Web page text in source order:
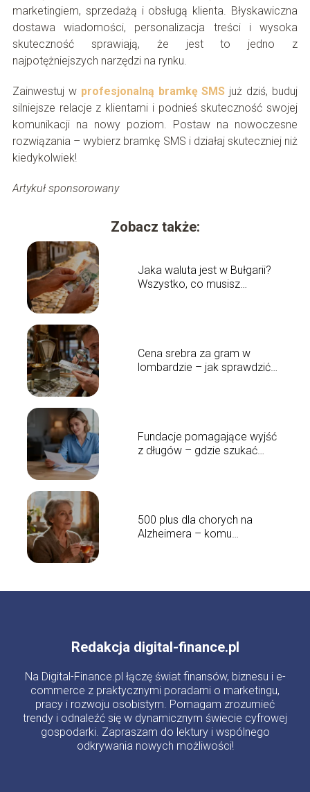
marketingiem, sprzedażą i obsługą klienta. Błyskawiczna
dostawa wiadomości, personalizacja treści i wysoka
skuteczność sprawiają, że jest to jedno z
najpotężniejszych narzędzi na rynku.
Zainwestuj w profesjonalną bramkę SMS już dziś, buduj
silniejsze relacje z klientami i podnieś skuteczność swojej
komunikacji na nowy poziom. Postaw na nowoczesne
rozwiązania – wybierz bramkę SMS i działaj skuteczniej niż
kiedykolwiek!
Artykuł sponsorowany
Zobacz także:
Jaka waluta jest w Bułgarii?
Wszystko, co musisz
Cena srebra za gram w
lombardzie – jak sprawdzić
Fundacje pomagające wyjść
z długów – gdzie szukać
500 plus dla chorych na
Alzheimera – komu
Redakcja digital-finance.pl
Na Digital-Finance.pl łączę świat finansów, biznesu i e-
commerce z praktycznymi poradami o marketingu,
pracy i rozwoju osobistym. Pomagam zrozumieć
trendy i odnaleźć się w dynamicznym świecie cyfrowej
gospodarki. Zapraszam do lektury i wspólnego
odkrywania nowych możliwości!